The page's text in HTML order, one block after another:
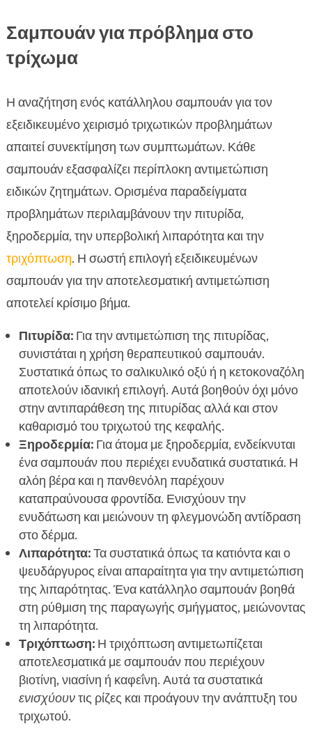
Σαμπουάν για πρόβλημα στο
τρίχωμα
Η αναζήτηση ενός κατάλληλου σαμπουάν για τον
εξειδικευμένο χειρισμό τριχωτικών προβλημάτων
απαιτεί συνεκτίμηση των συμπτωμάτων. Κάθε
σαμπουάν εξασφαλίζει περίπλοκη αντιμετώπιση
ειδικών ζητημάτων. Ορισμένα παραδείγματα
προβλημάτων περιλαμβάνουν την πιτυρίδα,
ξηροδερμία, την υπερβολική λιπαρότητα και την
τριχόπτωση. Η σωστή επιλογή εξειδικευμένων
σαμπουάν για την αποτελεσματική αντιμετώπιση
αποτελεί κρίσιμο βήμα.
Πιτυρίδα:Για την αντιμετώπιση της πιτυρίδας,
συνιστάται η χρήση θεραπευτικού σαμπουάν.
Συστατικά όπως το σαλικυλικό οξύ ή η κετοκοναζόλη
αποτελούν ιδανική επιλογή. Αυτά βοηθούν όχι μόνο
στην αντιπαράθεση της πιτυρίδας αλλά και στον
καθαρισμό του τριχωτού της κεφαλής.
Ξηροδερμία:Για άτομα με ξηροδερμία, ενδείκνυται
ένα σαμπουάν που περιέχει ενυδατικά συστατικά. Η
αλόη βέρα και η πανθενόλη παρέχουν
καταπραύνουσα φροντίδα. Ενισχύουν την
ενυδάτωση και μειώνουν τη φλεγμονώδη αντίδραση
στο δέρμα.
Λιπαρότητα:Τα συστατικά όπως τα κατιόντα και ο
ψευδάργυρος είναι απαραίτητα για την αντιμετώπιση
της λιπαρότητας. Ένα κατάλληλο σαμπουάν βοηθά
στη ρύθμιση της παραγωγής σμήγματος, μειώνοντας
τη λιπαρότητα.
Τριχόπτωση:Η τριχόπτωση αντιμετωπίζεται
αποτελεσματικά με σαμπουάν που περιέχουν
βιοτίνη, νιασίνη ή καφεΐνη. Αυτά τα συστατικά
ενισχύουντις ρίζες και προάγουν την ανάπτυξη του
τριχωτού.